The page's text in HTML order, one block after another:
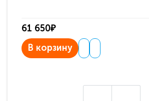
61 650₽
В корзину